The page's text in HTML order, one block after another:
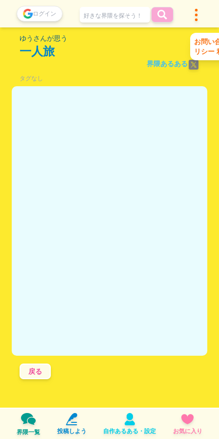
ログイン
お問い
リシー
ゆうさんが思う
一人旅
界隈あるある
タグなし
戻る
界隈一覧 投稿しよう 自作あるある・設定 お気に入り